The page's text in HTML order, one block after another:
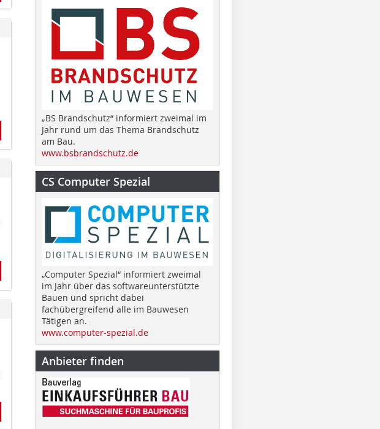
„BS Brandschutz“ informiert zweimal im
Jahr rund um das Thema Brandschutz
am Bau.
www.bsbrandschutz.de
CS Computer Spezial
„Computer Spezial“ informiert zweimal
im Jahr über das softwareunterstützte
Bauen und spricht dabei
fachübergreifend alle im Bauwesen
Tätigen an.
www.computer-spezial.de
Anbieter finden